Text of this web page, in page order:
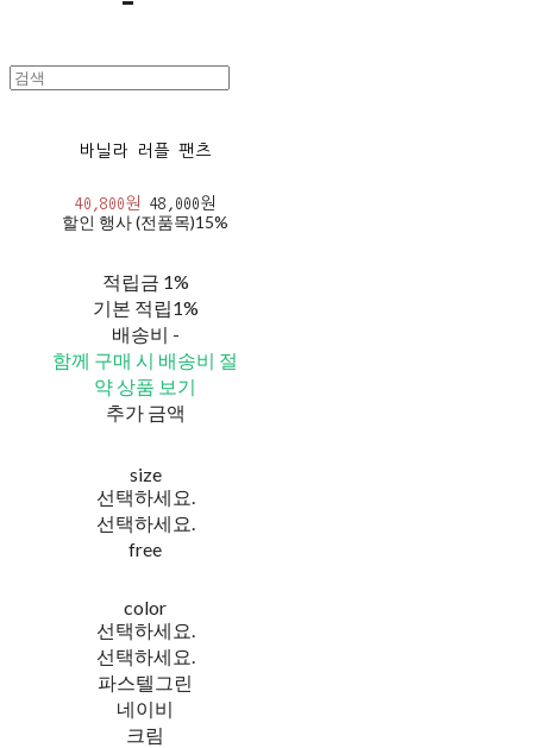
바닐라 러플 팬츠
40,800원 48,000원
할인 행사 (전품목)15%
적립금 1%
기본 적립1%
배송비 -
함께 구매 시 배송비 절
약 상품 보기
추가 금액
size
선택하세요.
선택하세요.
free
color
선택하세요.
선택하세요.
파스텔그린
네이비
크림